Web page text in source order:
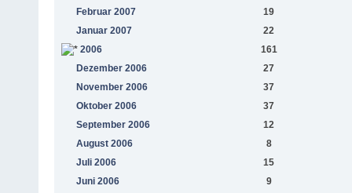
Februar 2007
19
Januar 2007
22
2006
161
Dezember 2006
27
November 2006
37
Oktober 2006
37
September 2006
12
August 2006
8
Juli 2006
15
Juni 2006
9